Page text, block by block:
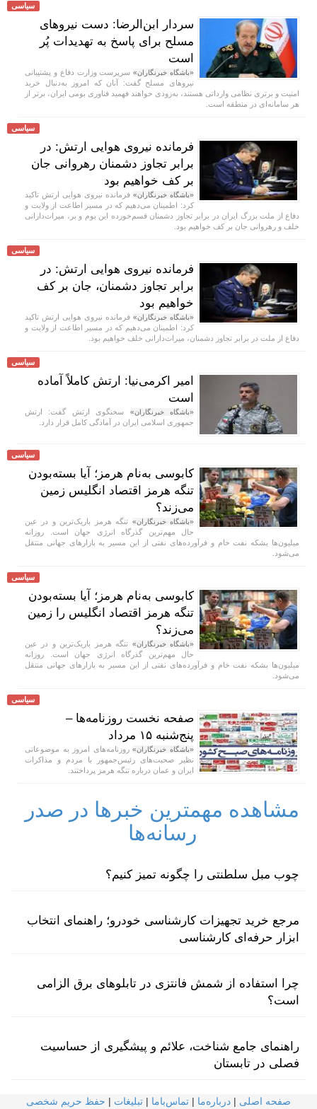
سیاسی
سردار ابن‌الرضا: دست نیرو‌های
مسلح برای پاسخ به تهدیدات پُر
است
«باشگاه خبرنگاران»سرپرست وزارت دفاع و پشتیبانی
نیرو‌های مسلح گفت: آنان که امروز به‌دنبال خرید
امنیت و برتری نظامی وارداتی هستند، به‌زودی خواهند فهمید فناوری بومی ایران، برتر از
هر سامانه‌ای در منطقه است.
سیاسی
فرمانده نیروی هوایی ارتش: در
برابر تجاوز دشمنان رهروانی جان
بر کف خواهیم بود
«باشگاه خبرنگاران» فرمانده نیروی هوایی ارتش تاکید
کرد: اطمینان می‌دهیم که در مسیر اطاعت از ولایت و
دفاع از ملت بزرگ ایران در برابر تجاوز دشمنان قسم‌خورده این بوم و بر، میراث‌دارانی
خلف و رهروانی جان بر کف خواهیم بود.
سیاسی
فرمانده نیروی هوایی ارتش: در
برابر تجاوز دشمنان، جان بر کف
خواهیم بود
«باشگاه خبرنگاران» فرمانده نیروی هوایی ارتش تاکید
کرد: اطمینان می‌دهیم که در مسیر اطاعت از ولایت و
دفاع از ملت در برابر تجاوز دشمنان، میراث‌دارانی خلف خواهیم بود.
سیاسی
امیر اکرمی‌نیا: ارتش کاملاً آماده
است
«باشگاه خبرنگاران» سخنگوی ارتش گفت: ارتش
جمهوری اسلامی ایران در آمادگی کامل قرار دارد.
سیاسی
کابوسی به‌نام هرمز؛ آیا بسته‌بودن
تنگه هرمز اقتصاد انگلیس زمین
می‌زند؟
«باشگاه خبرنگاران» تنگه هرمز باریک‌ترین و در عین
حال مهم‌ترین گذرگاه انرژی جهان است. روزانه
میلیون‌ها بشکه نفت خام و فرآورده‌های نفتی از این مسیر به بازار‌های جهانی منتقل
می‌شود.
سیاسی
کابوسی به‌نام هرمز؛ آیا بسته‌بودن
تنگه هرمز اقتصاد انگلیس را زمین
می‌زند؟
«باشگاه خبرنگاران» تنگه هرمز باریک‌ترین و در عین
حال مهم‌ترین گذرگاه انرژی جهان است. روزانه
میلیون‌ها بشکه نفت خام و فرآورده‌های نفتی از این مسیر به بازار‌های جهانی منتقل
می‌شود.
سیاسی
صفحه نخست روزنامه‌ها –
پنج‌شنبه ۱۵ مرداد
«باشگاه خبرنگاران»روزنامه‌های امروز به موضوعاتی
نظیر صحبت‌های رئیس‌جمهور با مردم و مذاکرات
ایران و عمان درباره تنگه هرمز پرداختند.
مشاهده مهمترین خبرها در صدر
رسانه‌ها
چوب مبل سلطنتی را چگونه تمیز کنیم؟
مرجع خرید تجهیزات کارشناسی خودرو؛ راهنمای انتخاب
ابزار حرفه‌ای کارشناسی
چرا استفاده از شمش فانتزی در تابلوهای برق الزامی
است؟
راهنمای جامع شناخت، علائم و پیشگیری از حساسیت
فصلی در تابستان
صفحه اصلی | درباره‌ما | تماس‌با‌ما | تبلیغات | حفظ حریم شخصی